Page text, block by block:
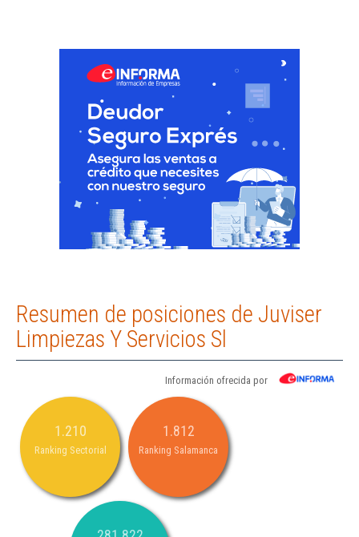
Resumen de posiciones de Juviser
Limpiezas Y Servicios Sl
Información ofrecida por
1.210
Ranking Sectorial
1.812
Ranking Salamanca